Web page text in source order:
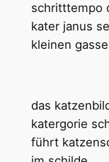
schritttempo
kater janus
kleinen
das
katergorie
führt